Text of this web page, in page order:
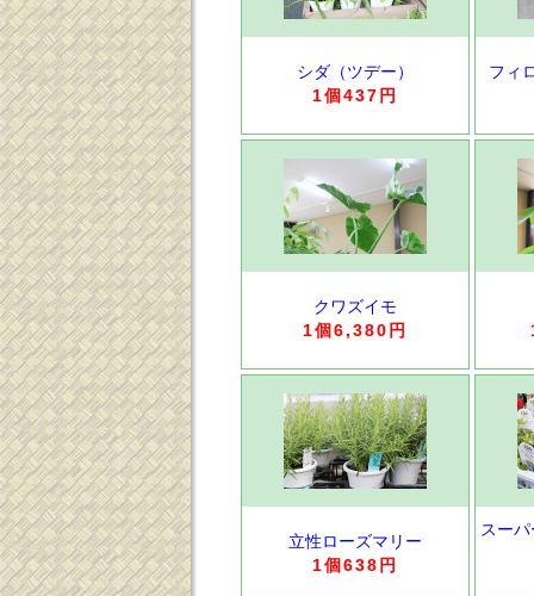
シダ（ツデー）
1個437円
フィ
クワズイモ
1個6,380円
立性ローズマリー
1個638円
スー